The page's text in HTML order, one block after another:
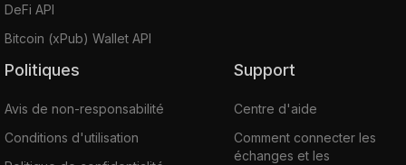
DeFi API
Bitcoin (xPub) Wallet API
Politiques
Avis de non-responsabilité
Conditions d'utilisation
Support
Centre d'aide
Comment connecter les
échanges et les